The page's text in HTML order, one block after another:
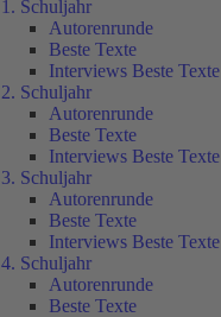
1. Schuljahr
Autorenrunde
Beste Texte
Interviews Beste Texte
2. Schuljahr
Autorenrunde
Beste Texte
Interviews Beste Texte
3. Schuljahr
Autorenrunde
Beste Texte
Interviews Beste Texte
4. Schuljahr
Autorenrunde
Beste Texte